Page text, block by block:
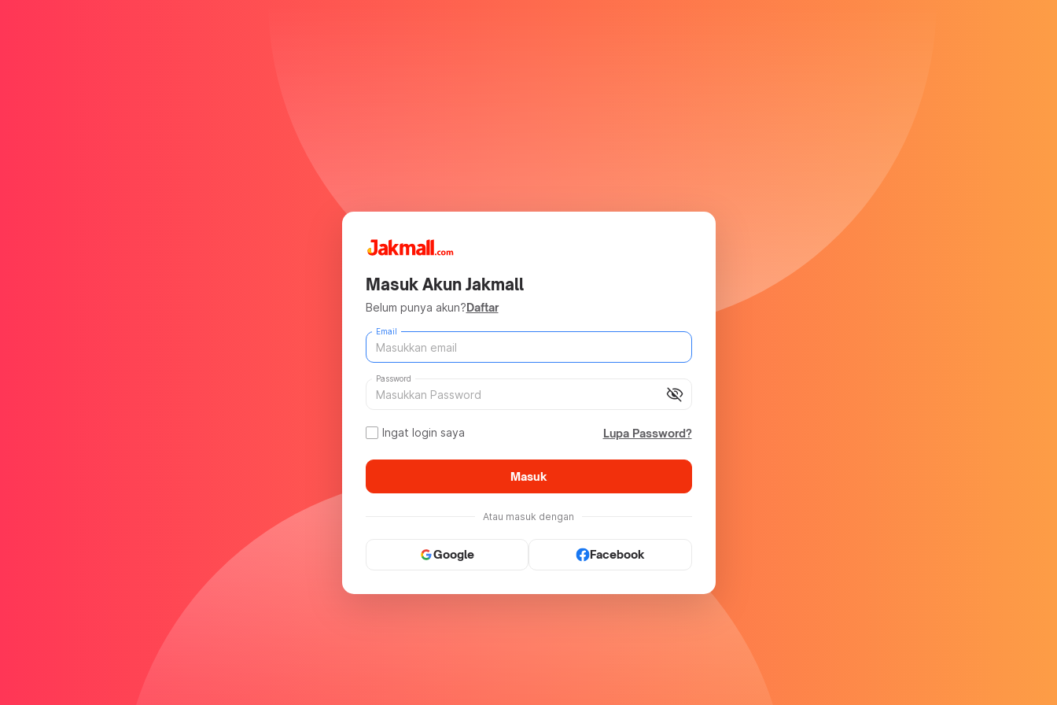
Masuk Akun Jakmall
Belum punya akun?Daftar
Email
visibility_off
Password
Ingat login saya Lupa Password?
Masuk
Atau masuk dengan
Google Facebook